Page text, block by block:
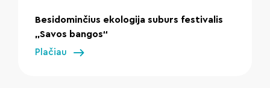
Besidominčius ekologija suburs festivalis
„Savos bangos“
Plačiau